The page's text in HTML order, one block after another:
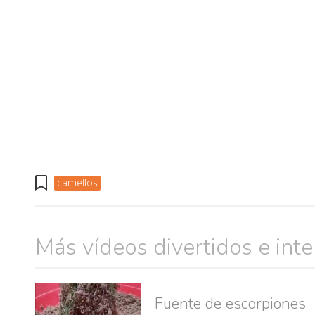
camellos
Más vídeos divertidos e
Fuente de escorpiones